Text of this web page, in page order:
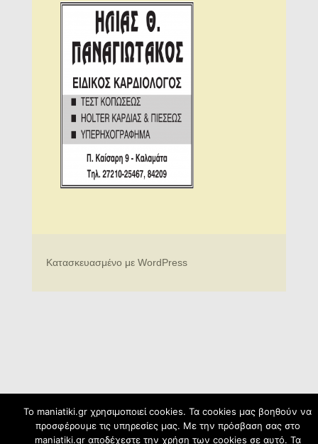
Κατασκευασμένο με WordPress
To maniatiki.gr χρησιμοποιεί cookies. Τα cookies μας βοηθούν να
προσφέρουμε τις υπηρεσίες μας. Με την πρόσβαση σας στο
maniatiki.gr αποδέχεστε την χρήση των cookies σε αυτό. Τα